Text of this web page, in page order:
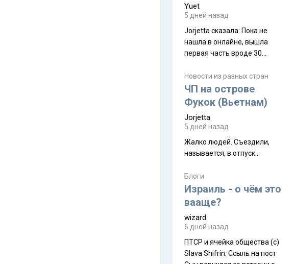
Yuet
5 дней назад
Jorjetta сказалa: Пока не
нашла в онлайне, вышла
первая часть вроде 30
Дивали 8 ноября.
Новости из разных стран
ЧП на острове
Фукок (Вьетнам)
Jorjetta
5 дней назад
Жалко людей. Съездили,
называется, в отпуск...
Блоги
Израиль - о чём это
вааще?
wizard
6 дней назад
ПТСР и ячейка общества (с)
Slava Shifrin: Ссыль на пост